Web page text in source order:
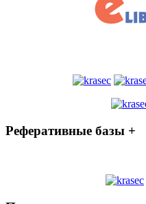
Реферативные базы +